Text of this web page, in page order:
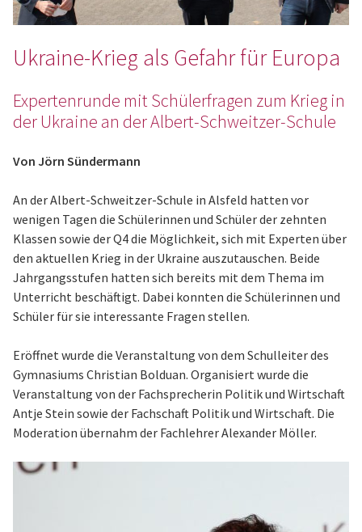
Ukraine-Krieg als Gefahr für Europa
Expertenrunde mit Schülerfragen zum Krieg in
der Ukraine an der Albert-Schweitzer-Schule
Von Jörn Sündermann
An der Albert-Schweitzer-Schule in Alsfeld hatten vor
wenigen Tagen die Schülerinnen und Schüler der zehnten
Klassen sowie der Q4 die Möglichkeit, sich mit Experten über
den aktuellen Krieg in der Ukraine auszutauschen. Beide
Jahrgangsstufen hatten sich bereits mit dem Thema im
Unterricht beschäftigt. Dabei konnten die Schülerinnen und
Schüler für sie interessante Fragen stellen.
Eröffnet wurde die Veranstaltung von dem Schulleiter des
Gymnasiums Christian Bolduan. Organisiert wurde die
Veranstaltung von der Fachsprecherin Politik und Wirtschaft
Antje Stein sowie der Fachschaft Politik und Wirtschaft. Die
Moderation übernahm der Fachlehrer Alexander Möller.